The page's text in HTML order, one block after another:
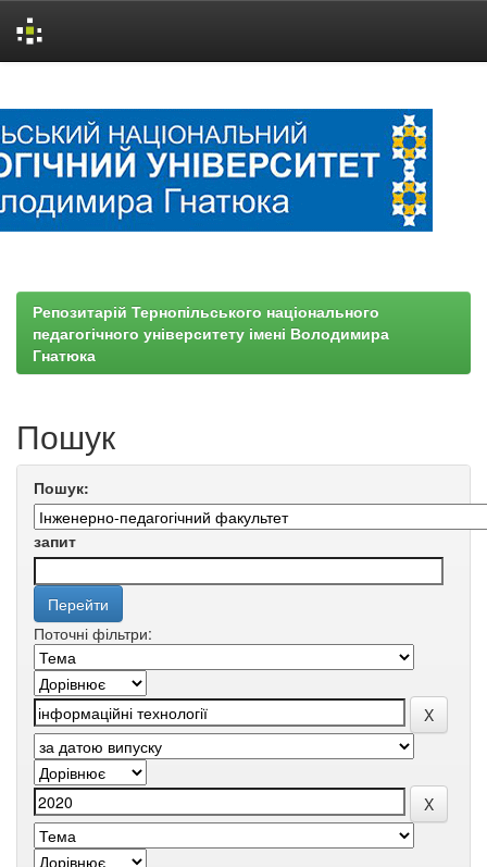
Репозитарій Тернопільського національного
педагогічного університету імені Володимира
Гнатюка
Пошук
Пошук:
запит
Поточні фільтри: